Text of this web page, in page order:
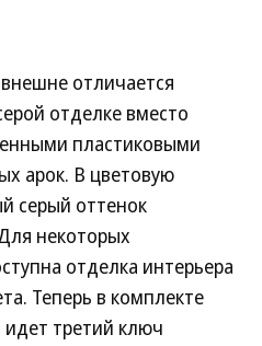
отличается
отделке вместо
пластиковыми
арок. В цветовую
серый оттенок
некоторых
отделка интерьера
Теперь в комплекте
третий ключ